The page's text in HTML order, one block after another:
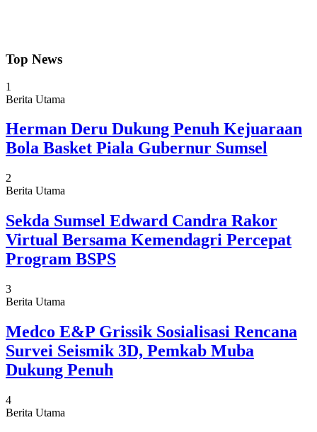
Top News
1
Berita Utama
Herman Deru Dukung Penuh Kejuaraan
Bola Basket Piala Gubernur Sumsel
2
Berita Utama
Sekda Sumsel Edward Candra Rakor
Virtual Bersama Kemendagri Percepat
Program BSPS
3
Berita Utama
Medco E&P Grissik Sosialisasi Rencana
Survei Seismik 3D, Pemkab Muba
Dukung Penuh
4
Berita Utama